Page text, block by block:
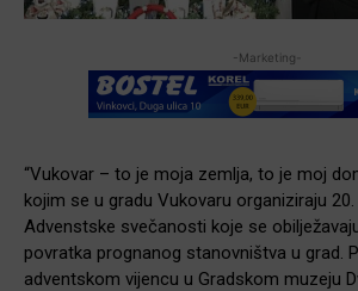
-Marketing-
“Vukovar – to je moja zemlja, to je moj
kojim se u gradu Vukovaru organiziraju
Advenstske svečanosti koje se
povratka prognanog stanovništva u grad.
adventskom vijencu u Gradskom muzeju